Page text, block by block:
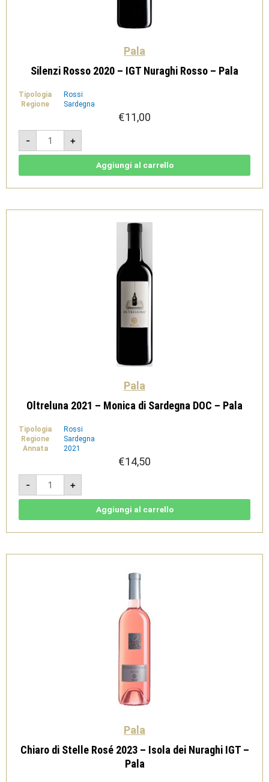
Pala
Silenzi Rosso 2020 – IGT Nuraghi Rosso – Pala
Tipologia
Rossi
Regione
Sardegna
€11,00
-
Silenzi
Rosso
2020
-
-
+
Aggiungi al carrello
Pala
Oltreluna 2021 – Monica di Sardegna DOC – Pala
Tipologia
Rossi
Regione
Sardegna
Annata
2021
€14,50
-
Oltreluna
2021
-
Monica
-
+
Aggiungi al carrello
Pala
Chiaro di Stelle Rosé 2023 – Isola dei Nuraghi IGT –
Pala